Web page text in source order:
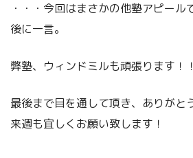
・・・今回はまさかの他塾アピー
後に一言。
弊塾、ウィンドミルも頑張ります！！
最後まで目を通して頂き、ありがと
来週も宜しくお願い致します！